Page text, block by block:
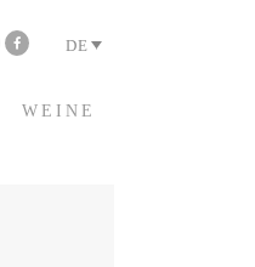
DE
WEINE